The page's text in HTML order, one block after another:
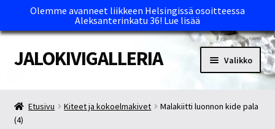
Olemme avanneet liikkeen Helsingissä osoitteessa
Aleksanterinkatu 36! Lue lisää
Siirry
navigointiin
Siirry
sisältöön
JALOKIVIGALLERIA Valikko
Kassa
Etusivu Kiteet ja kokoelmakivet
Malakiitti luonnon kide pala
(4)